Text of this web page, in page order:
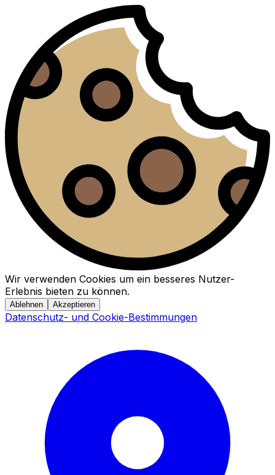
Wir verwenden Cookies um ein besseres Nutzer-
Erlebnis bieten zu können.
Ablehnen Akzeptieren
Datenschutz- und Cookie-Bestimmungen